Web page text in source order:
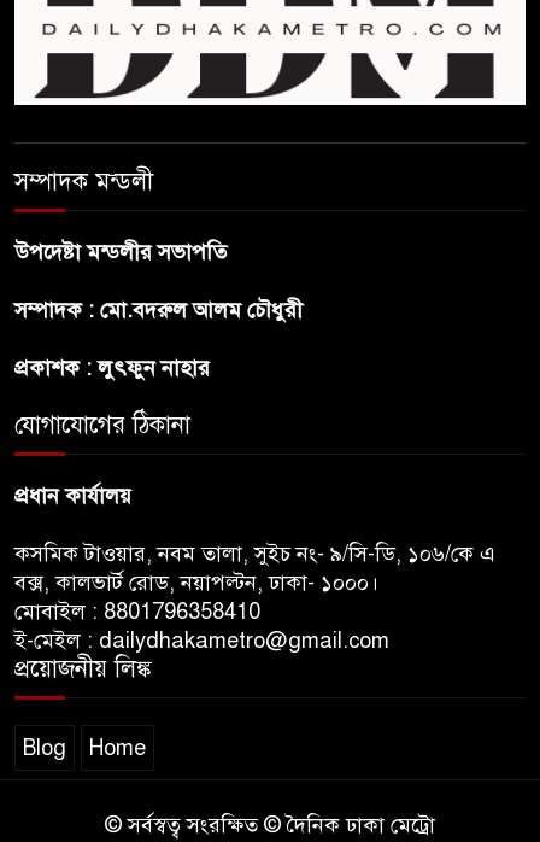
জনগনের অধিকার আদায়ে এসেছিঃ
জামাতের আমির
বন্ধুত্ব : ব্রেট লি
সম্পাদক মন্ডলী
উপদেষ্টা মন্ডলীর সভাপতি
সম্পাদক : মো.বদরুল আলম চৌধুরী
প্রকাশক : লুৎফুন নাহার
যোগাযোগের ঠিকানা
প্রধান কার্যালয়
কসমিক টাওয়ার, নবম তালা, সুইচ নং- ৯/সি-ডি, ১০৬/কে এ
বক্স, কালভার্ট রোড, নয়াপল্টন, ঢাকা- ১০০০।
মোবাইল : 8801796358410
ই-মেইল : dailydhakametro@gmail.com
প্রয়োজনীয় লিঙ্ক
Blog Home
© সর্বস্বত্ব সংরক্ষিত © দৈনিক ঢাকা মেট্রো